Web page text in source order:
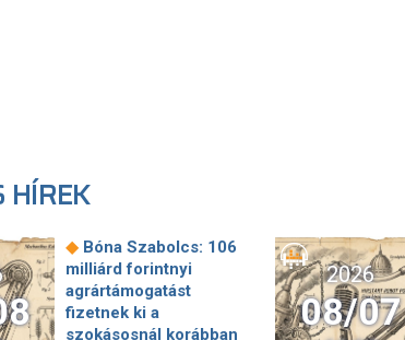
HÍREK
◆ Bóna Szabolcs: 106
milliárd forintnyi
agrártámogatást
fizetnek ki a
szokásosnál korábban
2026
08/07